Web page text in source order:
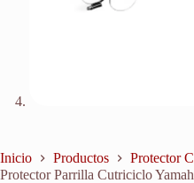
Inicio Productos
Protector
Protector Parrilla Cutriciclo